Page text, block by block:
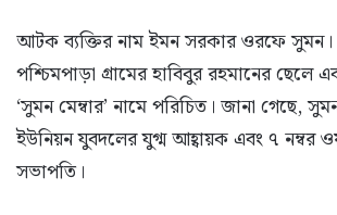
আটক ব্যক্তির নাম ইমন সরকার ওরফে সুমন।
পশ্চিমপাড়া গ্রামের হাবিবুর রহমানের ছেলে
‘সুমন মেম্বার’ নামে পরিচিত। জানা গেছে,
ইউনিয়ন যুবদলের যুগ্ম আহ্বায়ক এবং ৭ নম্বর
সভাপতি।